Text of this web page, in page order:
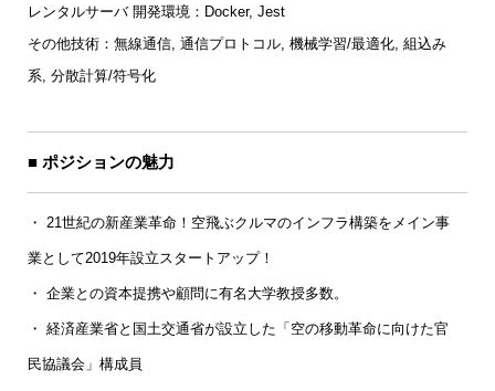
レンタルサーバ 開発環境：Docker, Jest
その他技術：無線通信, 通信プロトコル, 機械学習/最適化, 組込み
系, 分散計算/符号化
■ ポジションの魅力
・ 21世紀の新産業革命！空飛ぶクルマのインフラ構築をメイン事
業として2019年設立スタートアップ！
・ 企業との資本提携や顧問に有名大学教授多数。
・ 経済産業省と国土交通省が設立した「空の移動革命に向けた官
民協議会」構成員